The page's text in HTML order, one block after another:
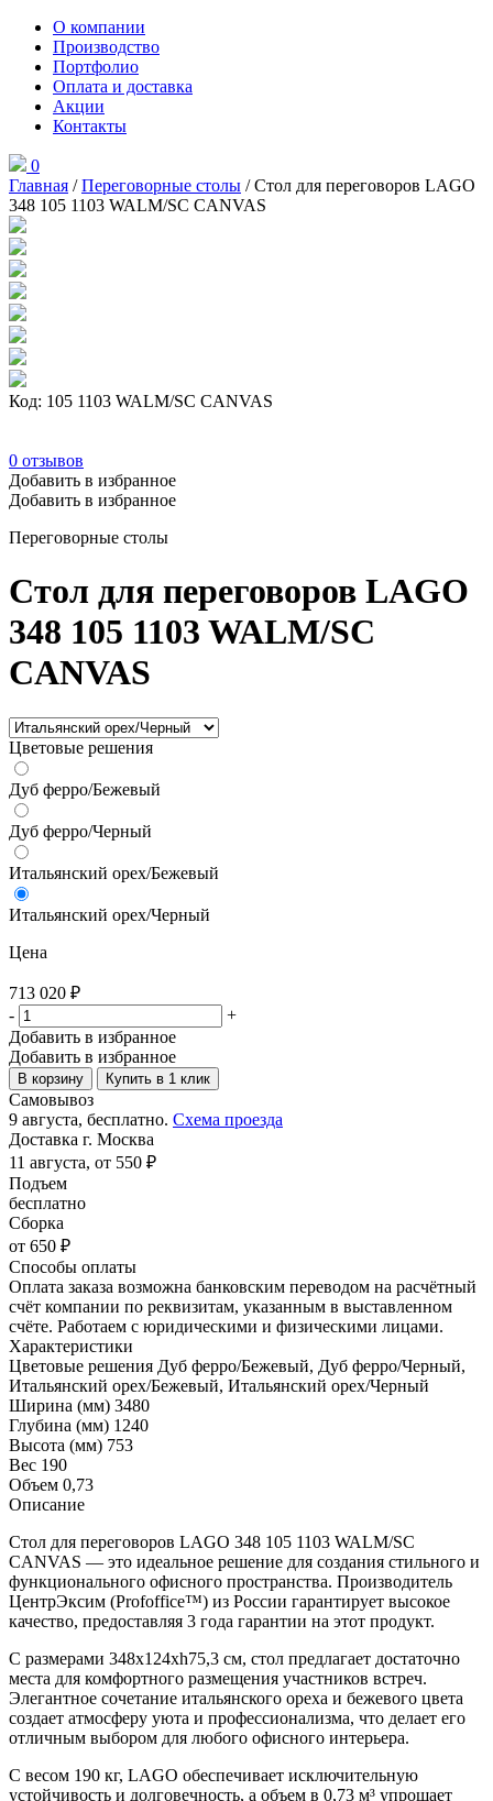
О компании
Производство
Портфолио
Оплата и доставка
Акции
Контакты
0
Главная /Переговорные столы / Стол для переговоров LAGO
348 105 1103 WALM/SC CANVAS
Код: 105 1103 WALM/SC CANVAS
0 отзывов
Добавить в избранное
Добавить в избранное
Переговорные столы
Стол для переговоров LAGO
348 105 1103 WALM/SC
CANVAS
Цветовые решения
Дуб ферро/Бежевый
Дуб ферро/Черный
Итальянский орех/Бежевый
Итальянский орех/Черный
Цена
713 020 ₽
-
+
Добавить в избранное
Добавить в избранное
В корзину Купить в 1 клик
Самовывоз
9 августа, бесплатно. Схема проезда
Доставка г. Москва
11 августа, от 550 ₽
Подъем
бесплатно
Сборка
от 650 ₽
Способы оплаты
Оплата заказа возможна банковским переводом на расчётный
счёт компании по реквизитам, указанным в выставленном
счёте. Работаем с юридическими и физическими лицами.
Характеристики
Цветовые решения Дуб ферро/Бежевый, Дуб ферро/Черный,
Итальянский орех/Бежевый, Итальянский орех/Черный
Ширина (мм) 3480
Глубина (мм) 1240
Высота (мм) 753
Вес 190
Объем 0,73
Описание
Стол для переговоров LAGO 348 105 1103 WALM/SC
CANVAS — это идеальное решение для создания стильного и
функционального офисного пространства. Производитель
ЦентрЭксим (Profoffice™) из России гарантирует высокое
качество, предоставляя 3 года гарантии на этот продукт.
С размерами 348x124xh75,3 см, стол предлагает достаточно
места для комфортного размещения участников встреч.
Элегантное сочетание итальянского ореха и бежевого цвета
создает атмосферу уюта и профессионализма, что делает его
отличным выбором для любого офисного интерьера.
С весом 190 кг, LAGO обеспечивает исключительную
устойчивость и долговечность, а объем в 0,73 м³ упрощает